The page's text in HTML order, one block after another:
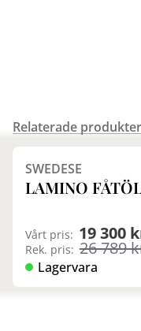
Relaterade produkter
SWEDESE
LAMINO
Vårt pris: 19 300
Rek. pris: 26 789
Lagervara